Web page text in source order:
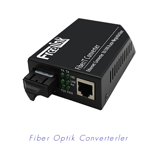
Fiber Optik Converterler